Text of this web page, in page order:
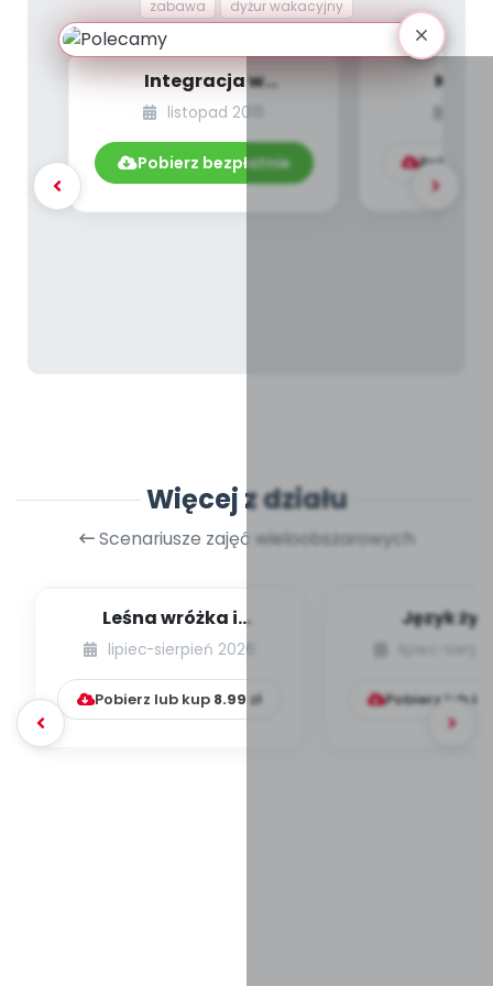
zabawa dyżur wakacyjny
Integracja w
przedszkolu
listopad 2018
Pobierz bezpłatnie
Kącik
Pobierz
Więcej z działu
Scenariusze zajęć wieloobszarowych
Leśna wróżka i
przyjaciele
lipiec-sierpień 2026
Pobierz lub kup 8.99 zł
Język
Pobierz lub